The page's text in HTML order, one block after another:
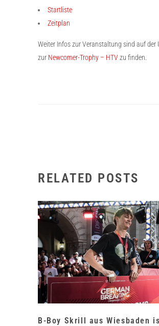
Startliste
Zeitplan
Weiter Infos zur Veranstaltung sind auf der
zur Newcomer-Trophy – HTVzu finden.
RELATED POSTS
B-Boy Skrill aus Wiesbaden